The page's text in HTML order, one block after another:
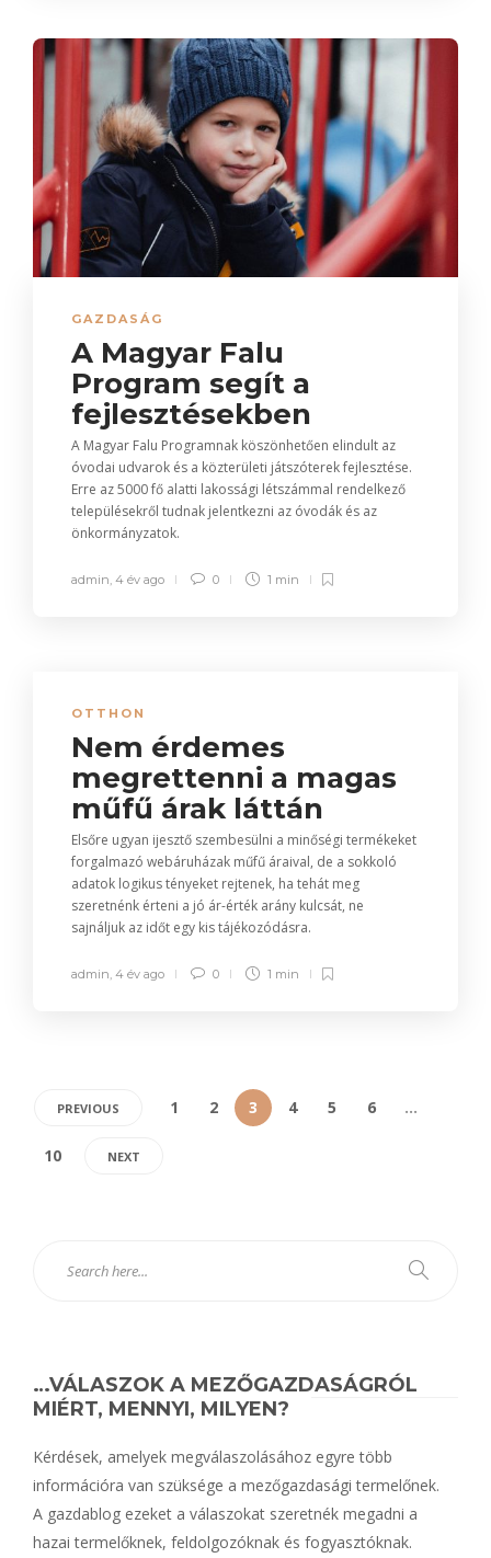
GAZDASÁG
A Magyar Falu
Program segít a
fejlesztésekben
A Magyar Falu Programnak köszönhetően elindult az
óvodai udvarok és a közterületi játszóterek fejlesztése.
Erre az 5000 fő alatti lakossági létszámmal rendelkező
településekről tudnak jelentkezni az óvodák és az
önkormányzatok.
admin, 4 év ago 0 1 min
OTTHON
Nem érdemes
megrettenni a magas
műfű árak láttán
Elsőre ugyan ijesztő szembesülni a minőségi termékeket
forgalmazó webáruházak műfű áraival, de a sokkoló
adatok logikus tényeket rejtenek, ha tehát meg
szeretnénk érteni a jó ár-érték arány kulcsát, ne
sajnáljuk az időt egy kis tájékozódásra.
admin, 4 év ago 0 1 min
PREVIOUS 1 2 3 4 5 6 …
10 NEXT
…VÁLASZOK A MEZŐGAZDASÁGRÓL
MIÉRT, MENNYI, MILYEN?
Kérdések, amelyek megválaszolásához egyre több
információra van szüksége a mezőgazdasági termelőnek.
A gazdablog ezeket a válaszokat szeretnék megadni a
hazai termelőknek, feldolgozóknak és fogyasztóknak.